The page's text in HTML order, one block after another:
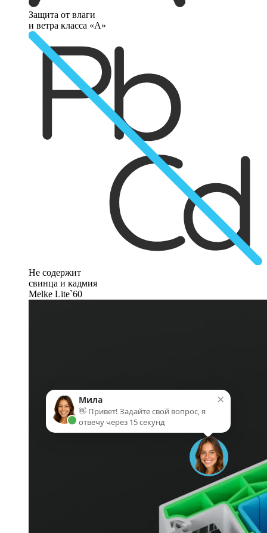
Защита от влаги
и ветра класса «А»
Не содержит
свинца и кадмия
Melke Lite`60
×
Мила
👋 Привет! Задайте свой вопрос, я
отвечу через 15 секунд